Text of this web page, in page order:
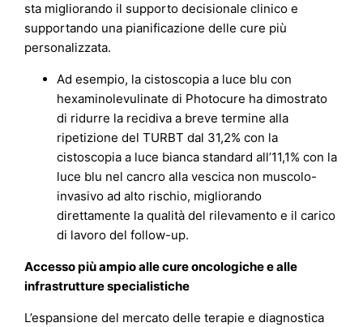
sta migliorando il supporto decisionale clinico e
supportando una pianificazione delle cure più
personalizzata.
Ad esempio, la cistoscopia a luce blu con
hexaminolevulinate di Photocure ha dimostrato
di ridurre la recidiva a breve termine alla
ripetizione del TURBT dal 31,2% con la
cistoscopia a luce bianca standard all’11,1% con la
luce blu nel cancro alla vescica non muscolo-
invasivo ad alto rischio, migliorando
direttamente la qualità del rilevamento e il carico
di lavoro del follow-up.
Accesso più ampio alle cure oncologiche e alle
infrastrutture specialistiche
L’espansione del mercato delle terapie e diagnostica